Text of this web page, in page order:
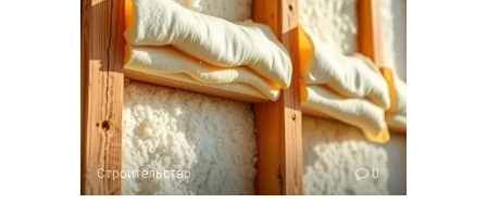
Строительство 0